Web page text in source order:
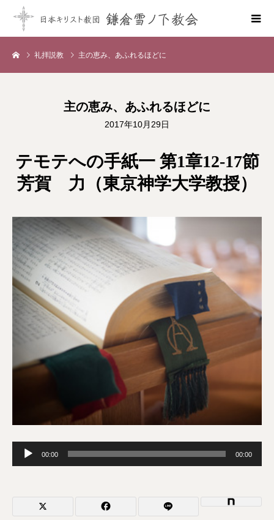
礼拝説教 主の恵み、あふれるほどに
主の恵み、あふれるほどに
2017年10月29日
テモテへの手紙一 第1章12-17節
芳賀 力（東京神学大学教授）
声
00:00 00:00